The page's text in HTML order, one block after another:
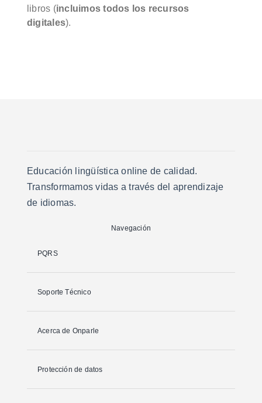
libros (incluimos todos los recursos
digitales).
Educación lingüística online de calidad.
Transformamos vidas a través del aprendizaje
de idiomas.
Navegación
PQRS
Soporte Técnico
Acerca de Onparle
Protección de datos